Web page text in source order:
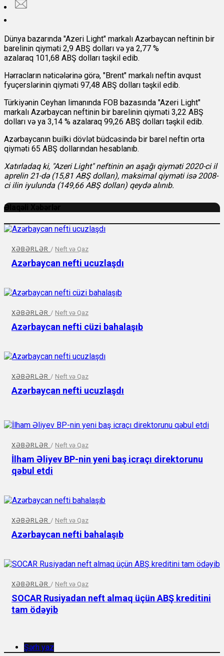
Dünya bazarında "Azeri Light" markalı Azərbaycan neftinin bir
barelinin qiyməti 2,9 ABŞ dolları və ya 2,77 %
azalaraq 101,68 ABŞ dolları təşkil edib.
Hərracların nəticələrinə görə, "Brent" markalı neftin avqust
fyuçerslərinin qiyməti 97,48 ABŞ dolları təşkil edib.
Türkiyənin Ceyhan limanında FOB bazasında "Azeri Light"
markalı Azərbaycan neftinin bir barelinin qiyməti 3,22 ABŞ
dolları və ya 3,14 % azalaraq 99,26 ABŞ dolları təşkil edib.
Azərbaycanın builki dövlət büdcəsində bir barel neftin orta
qiyməti 65 ABŞ dollarından hesablanıb.
Xatırladaq ki, "Azeri Light" neftinin ən aşağı qiyməti 2020-ci il
aprelin 21-də (15,81 ABŞ dolları), maksimal qiyməti isə 2008-
ci ilin iyulunda (149,66 ABŞ dolları) qeydə alınıb.
Əlaqəli Xəbərlər
XƏBƏRLƏR / Neft və Qaz
Azərbaycan nefti ucuzlaşdı
XƏBƏRLƏR / Neft və Qaz
Azərbaycan nefti cüzi bahalaşıb
XƏBƏRLƏR / Neft və Qaz
Azərbaycan nefti ucuzlaşdı
XƏBƏRLƏR / Neft və Qaz
İlham Əliyev BP-nin yeni baş icraçı direktorunu
qəbul etdi
XƏBƏRLƏR / Neft və Qaz
Azərbaycan nefti bahalaşıb
XƏBƏRLƏR / Neft və Qaz
SOCAR Rusiyadan neft almaq üçün ABŞ kreditini
tam ödəyib
Şərh yaz